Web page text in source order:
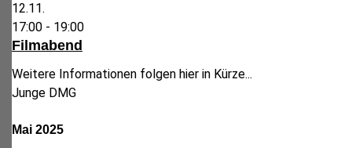
12.11.
17:00 - 19:00
Filmabend
Weitere Informationen folgen hier in Kürze...
Junge DMG
Mai 2025